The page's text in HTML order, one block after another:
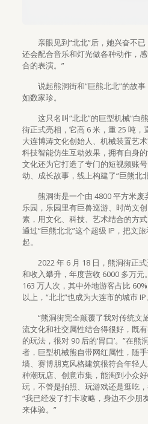
亲眼见到“北北”后，她兴奋不
还会配合音乐和灯光做各种动作，
合的表演。”
说起熊洞街和“巨熊北北”的故
如数家珍。
这只名叫“北北”的巨型机械“白
街正式亮相，它高 6 米，重 25 吨，
大连博涛文化创始人、机械装置艺
科技智能仿生互动效果，拥有自身
文化还为它打造了专门的短视频账
动、成长故事，线上构建了“巨熊北北
熊洞街是一个由 4800 平方米
乐园，乐园里有巨兽巡游、时尚文
素，用文化、科技、艺术结合的方
通过“巨熊北北”这个超级 IP，把文
起。
2022 年 6 月 18 日，熊洞街正
和收入攀升，年度营收 6000 多万
163 万人次，其中外地游客占比
以上，“北北”也成为大连市的城市 IP。
“熊洞街完全颠覆了我对传统文
流文化和社交属性结合得很好，既
的玩法，很对 90 后的‘胃口’。”在
者，巨型机械熊自带网红属性，随
墙、赛博朋克风格建筑很符合年轻
种潮玩店、创意市集，能淘到小众
玩，不管是拍照、玩游戏还是逛吃
“我已经发了打卡攻略，身边不少朋
来体验。”